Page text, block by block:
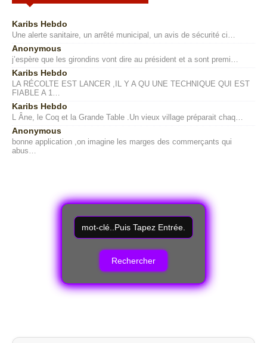
Karibs Hebdo
Une alerte sanitaire, un arrêté municipal, un avis de sécurité ci…
Anonymous
j’espère que les girondins vont dire au président et a sont premi…
Karibs Hebdo
LA RÉCOLTE EST LANCER ,IL Y A QU UNE TECHNIQUE QUI EST
FIABLE A 1…
Karibs Hebdo
L Âne, le Coq et la Grande Table .Un vieux village préparait chaq…
Anonymous
bonne application ,on imagine les marges des commerçants qui
abus…
R
e
c